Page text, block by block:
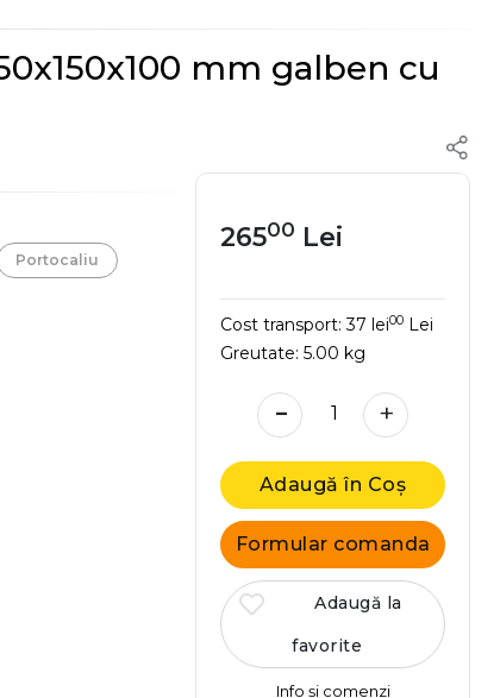
mm galben cu
Portocaliu
26500 Lei
Cost transport:37 lei00 Lei
Greutate:5.00 kg
- +
Adaugă în Coș
Formular comanda
Adaugă la
favorite
Info și comenzi